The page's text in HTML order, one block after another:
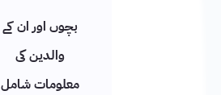
بچوں اور ان کے
والدین کی
معلومات شامل